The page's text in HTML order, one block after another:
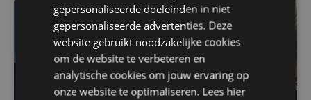
gepersonaliseerde doeleinden in niet
gepersonaliseerde advertenties. Deze
website gebruikt noodzakelijke cookies
om de website te verbeteren en
analytische cookies om jouw ervaring op
onze website te optimaliseren. Lees hier